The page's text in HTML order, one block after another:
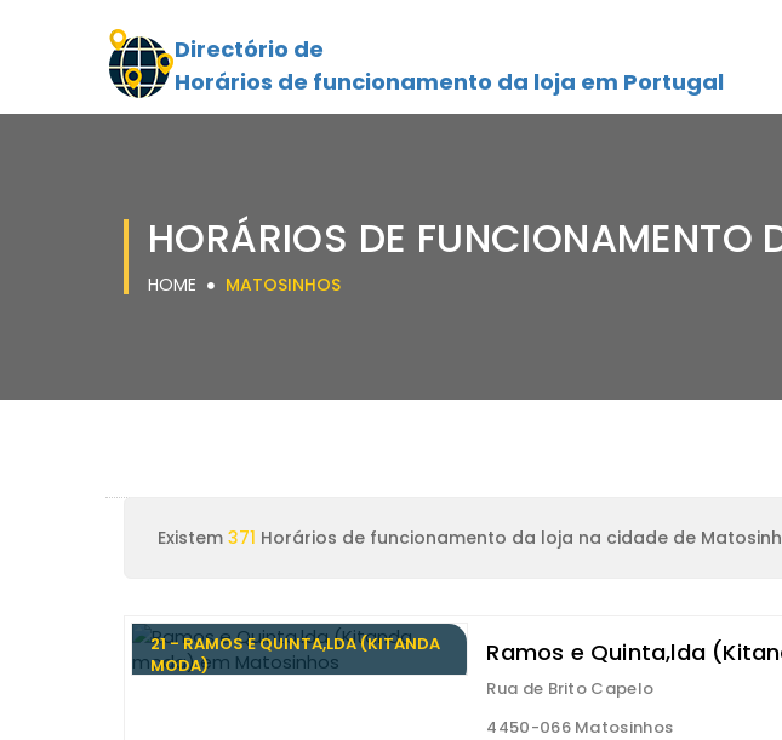
Directório de
Horários de funcionamento da loja em Portugal
HORÁRIOS DE FUNCIONAMENTO
HOME MATOSINHOS
Existem 371 Horários de funcionamento da loja na cidade de
21 - RAMOS E QUINTA,LDA (KITANDA
MODA)
Ramos e Quinta,lda
Rua de Brito Capelo
4450-066 Matosinhos